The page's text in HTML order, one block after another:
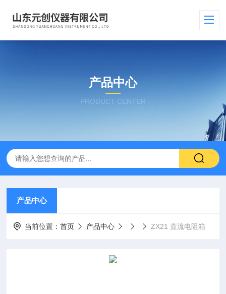
产品中心
PRODUCT CENTER
产品中心
当前位置：首页 产品中心 ZX21​ 直流电阻箱